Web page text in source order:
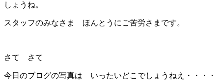
しょうね。
スタッフのみなさま ほんとうにご苦労さまです。
さて さて
今日のブログの写真は いったいどこでしょうねえ・・・・